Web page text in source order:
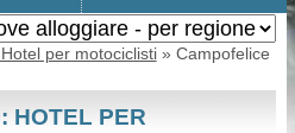
per motociclisti» Campofelice
HOTEL PER